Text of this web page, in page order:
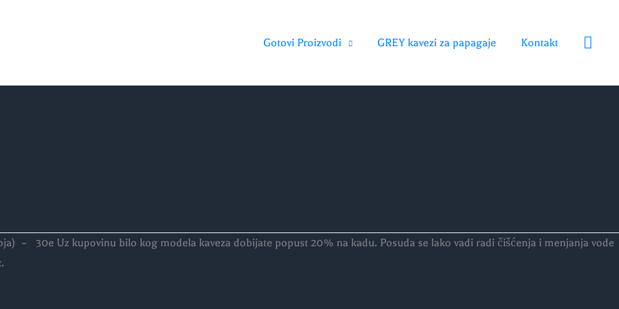
Gotovi Proizvodi GREY kavezi za papagaje Kontakt
– 30e Uz kupovinu bilo kog modela kaveza dobijate popust 20% na kadu. Posuda se lako vadi radi čišćenja i menjanja vode